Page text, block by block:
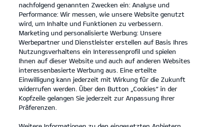
Konfigurator
... ... DER KIA EV6 GT
Der neue Kia EV6 GT.
Von Natur aus kraftvoll.
nachfolgend genannten Zwecken ein: Analyse und
Performance: Wir messen, wie unsere Website genutzt
wird, um Inhalte und Funktionen zu verbessern.
Marketing und personalisierte Werbung: Unsere
Werbepartner und Dienstleister erstellen auf Basis Ihres
Nutzungsverhaltens ein Interessenprofil und spielen
Ihnen auf dieser Website und auch auf anderen Websites
interessenbasierte Werbung aus. Eine erteilte
Einwilligung kann jederzeit mit Wirkung für die Zukunft
widerrufen werden. Über den Button „Cookies“ in der
Kopfzeile gelangen Sie jederzeit zur Anpassung Ihrer
Präferenzen.